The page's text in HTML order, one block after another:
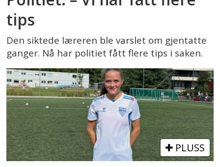
tips
Den siktede læreren ble varslet om gjentatte
ganger. Nå har politiet fått flere tips i saken.
PLUSS